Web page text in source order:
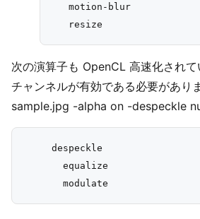
   motion-blur
次の演算子も OpenCL 高速化され
チャンネルが有効である必要があり
sample.jpg -alpha on -despeckle
     despeckle
       equalize